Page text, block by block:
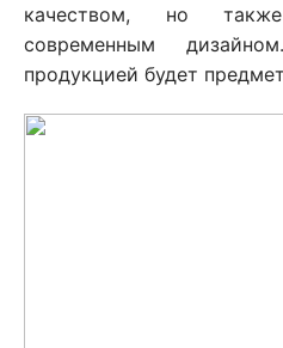
качеством, но
современным
продукцией будет